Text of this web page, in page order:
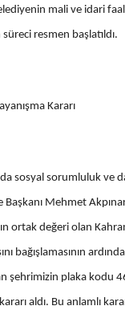
mali ve idari
resmen başlatıldı.
Kararı
sosyal sorumluluk ve
Başkanı Mehmet
ortak değeri olan
bağışlamasının
şehrimizin plaka kodu
aldı. Bu anlamlı